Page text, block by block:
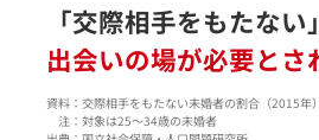
「交際相手をもたない
出会いの場が必要とさ
資料：交際相手をもたない未婚者の割合（2015年）
注：対象は25〜34歳の未婚者